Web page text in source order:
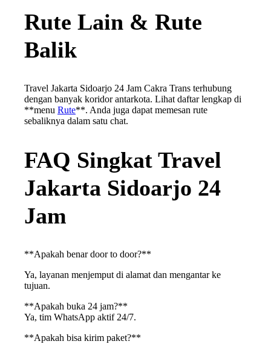
Rute Lain & Rute
Balik
Travel Jakarta Sidoarjo 24 Jam Cakra Trans terhubung
dengan banyak koridor antarkota. Lihat daftar lengkap di
**menu Rute**. Anda juga dapat memesan rute
sebaliknya dalam satu chat.
FAQ Singkat Travel
Jakarta Sidoarjo 24
Jam
**Apakah benar door to door?**
Ya, layanan menjemput di alamat dan mengantar ke
tujuan.
**Apakah buka 24 jam?**
Ya, tim WhatsApp aktif 24/7.
**Apakah bisa kirim paket?**